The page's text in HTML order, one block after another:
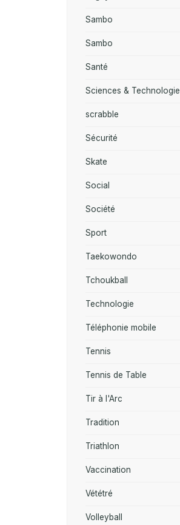
Sambo
Sambo
Santé
Sciences & Technologie
scrabble
Sécurité
Skate
Social
Société
Sport
Taekowondo
Tchoukball
Technologie
Téléphonie mobile
Tennis
Tennis de Table
Tir à l'Arc
Tradition
Triathlon
Vaccination
Vététré
Volleyball